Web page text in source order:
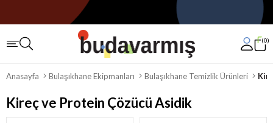
0
Anasayfa Bulaşıkhane Ekipmanları Bulaşıkhane Temizlik Ürünleri
Kireç ve Protein Çözücü Asidik